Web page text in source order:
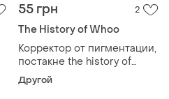
55 грн 2
The History of Whoo
Корректор от пигментации,
постакне the history of
whoo radiant white
ultimemate corrector
Другой